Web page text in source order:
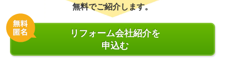
無料でご紹介します。
リフォーム会社紹介を
申込む